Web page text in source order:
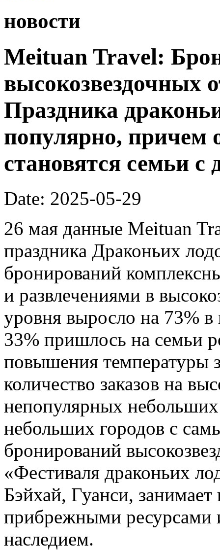
новости
Meituan Travel:
высокозвездочных
Праздника
популярно, причем
становятся семьи с
Date: 2025-05-29
26 мая данные Meituan
праздника Драконьих
бронирований
и развлечениями в
уровня выросло на 73%
33% пришлось на семьи
повышения температуры
количество заказов на
непопулярных
небольших городов с
бронирований
«Фестиваля драконьих
Бэйхай, Гуанси,
прибрежными ресурсами
наследием.